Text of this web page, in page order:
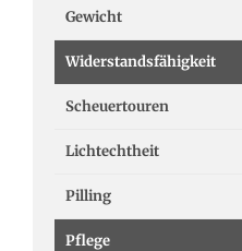
Gewicht
Widerstandsfähigkeit
Scheuertouren
Lichtechtheit
Pilling
Pflege